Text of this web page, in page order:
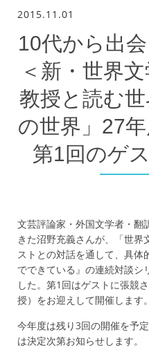
2015.11.01
10代から出
＜新・世界
教授と読む
の世界」27年
第1回のゲ
文芸評論家・外国文学者・翻
きた沼野充義さんが、「世
ストとの対話を通して、具体
でできている』の連続対談シ
した。第1回はゲストに張競
授）をお迎えして開催します。
今年度は残り3回の開催を予
は決定次第お知らせします。